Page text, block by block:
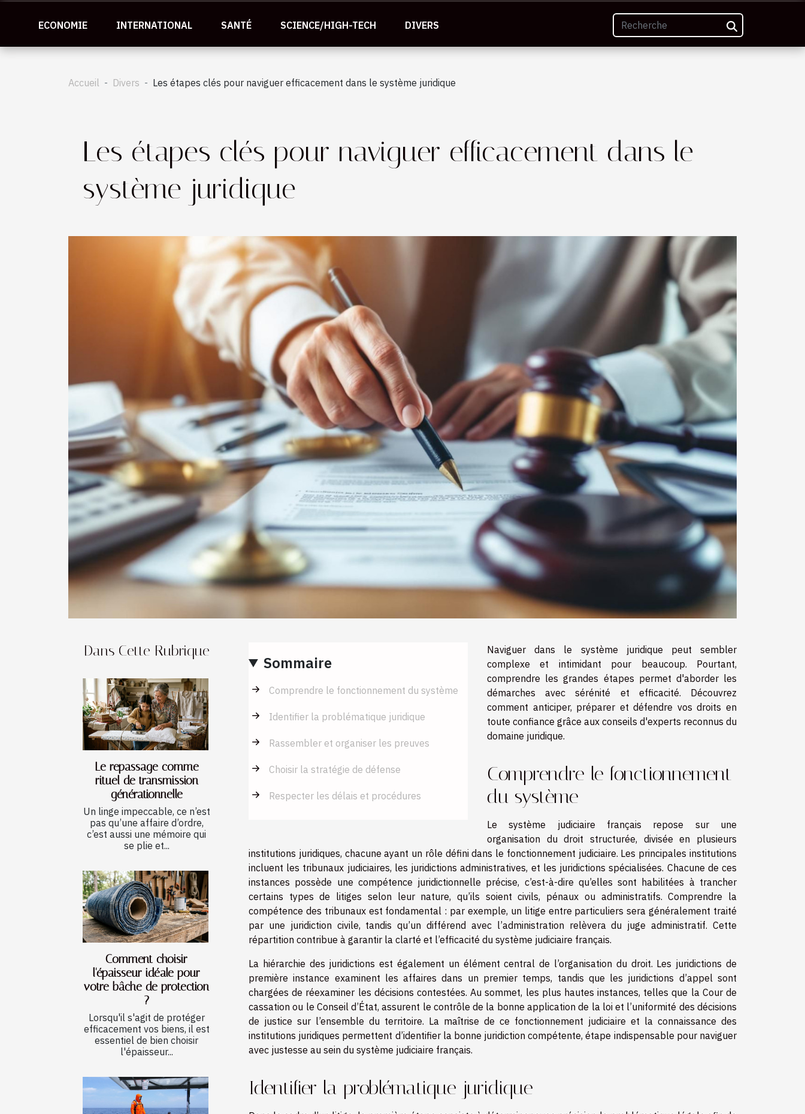
ECONOMIE INTERNATIONAL SANTÉ SCIENCE/HIGH-TECH DIVERS
Accueil Divers Les étapes clés pour naviguer efficacement dans le système juridique
Les étapes clés pour naviguer efficacement dans le
système juridique
Dans Cette Rubrique
Le repassage comme
rituel de transmission
générationnelle
Un linge impeccable, ce n’est
pas qu’une affaire d’ordre,
c’est aussi une mémoire qui
se plie et...
Comment choisir
l'épaisseur idéale pour
votre bâche de protection
?
Lorsqu'il s'agit de protéger
efficacement vos biens, il est
essentiel de bien choisir
l'épaisseur...
Sommaire
Comprendre le fonctionnement du système
Identifier la problématique juridique
Rassembler et organiser les preuves
Choisir la stratégie de défense
Respecter les délais et procédures
Naviguer dans le système juridique peut sembler
complexe et intimidant pour beaucoup. Pourtant,
comprendre les grandes étapes permet d'aborder les
démarches avec sérénité et efficacité. Découvrez
comment anticiper, préparer et défendre vos droits en
toute confiance grâce aux conseils d'experts reconnus du
domaine juridique.
Comprendre le fonctionnement
du système
Le système judiciaire français repose sur une
organisation du droit structurée, divisée en plusieurs
institutions juridiques, chacune ayant un rôle défini dans le fonctionnement judiciaire. Les principales institutions
incluent les tribunaux judiciaires, les juridictions administratives, et les juridictions spécialisées. Chacune de ces
instances possède une compétence juridictionnelle précise, c’est-à-dire qu’elles sont habilitées à trancher
certains types de litiges selon leur nature, qu’ils soient civils, pénaux ou administratifs. Comprendre la
compétence des tribunaux est fondamental : par exemple, un litige entre particuliers sera généralement traité
par une juridiction civile, tandis qu’un différend avec l’administration relèvera du juge administratif. Cette
répartition contribue à garantir la clarté et l’efficacité du système judiciaire français.
La hiérarchie des juridictions est également un élément central de l’organisation du droit. Les juridictions de
première instance examinent les affaires dans un premier temps, tandis que les juridictions d’appel sont
chargées de réexaminer les décisions contestées. Au sommet, les plus hautes instances, telles que la Cour de
cassation ou le Conseil d’État, assurent le contrôle de la bonne application de la loi et l’uniformité des décisions
de justice sur l’ensemble du territoire. La maîtrise de ce fonctionnement judiciaire et la connaissance des
institutions juridiques permettent d’identifier la bonne juridiction compétente, étape indispensable pour naviguer
avec justesse au sein du système judiciaire français.
Identifier la problématique juridique